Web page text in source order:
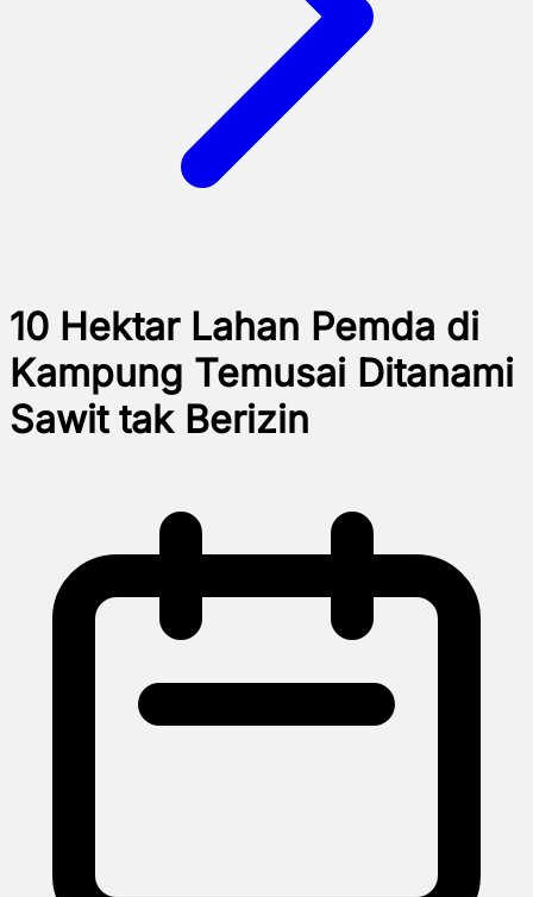
10 Hektar Lahan Pemda di
Kampung Temusai Ditanami
Sawit tak Berizin